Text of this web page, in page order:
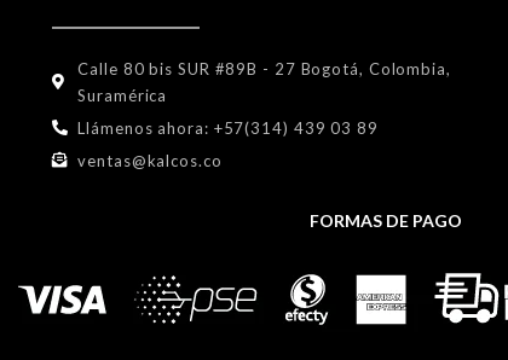
Calle 80 bis SUR #89B - 27 Bogotá, Colombia,
Suramérica
Llámenos ahora: +57(314) 439 03 89
ventas@kalcos.co
FORMAS DE PAGO